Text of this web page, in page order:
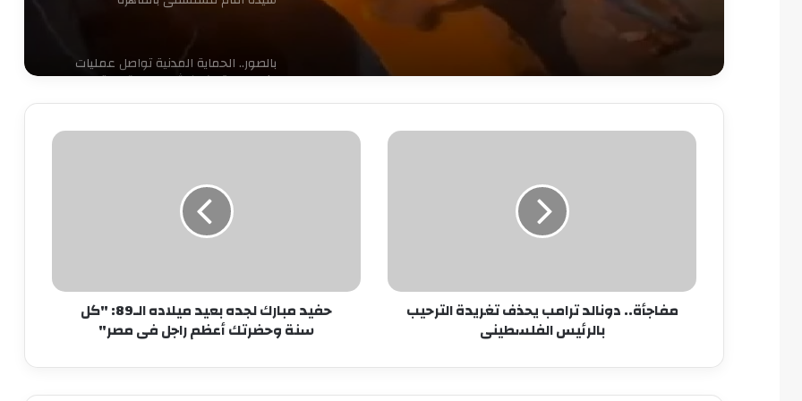
بالصور.. الحماية المدنية تواصل عمليات
إخماد حريق كورنيش مصر القديمة
كشف ملابسات ادعاء شخص باختطافه من
حبس لصوص الموبايلات في القاهرة
12 نوفمبر.. الحكم على مستريح الأدوات
مفاجأة..
مفاجأة.. دونالد ترامب يحذف تغريدة الترحيب
بالرئيس الفلسطينى
حفيد
وحضرتك
مصر"
حفيد مبارك لجده بعيد ميلاده الـ89: "كل
سنة وحضرتك أعظم راجل فى مصر"